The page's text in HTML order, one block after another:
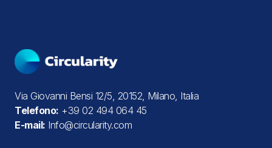
Via Giovanni Bensi 12/5, 20152, Milano, Italia
Telefono: +39 02 494 064 45
E-mail: Info@circularity.com